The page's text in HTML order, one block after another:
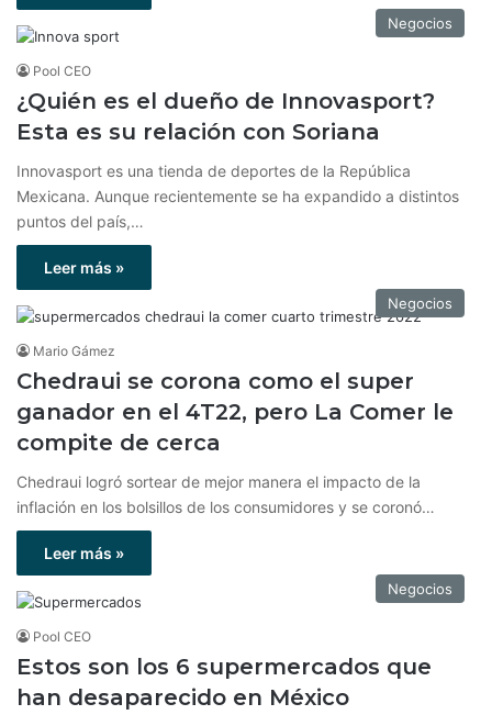
Negocios
Pool CEO
¿Quién es el dueño de Innovasport?
Esta es su relación con Soriana
Innovasport es una tienda de deportes de la República
Mexicana. Aunque recientemente se ha expandido a distintos
puntos del país,…
Leer más »
Negocios
Mario Gámez
Chedraui se corona como el super
ganador en el 4T22, pero La Comer le
compite de cerca
Chedraui logró sortear de mejor manera el impacto de la
inflación en los bolsillos de los consumidores y se coronó…
Leer más »
Negocios
Pool CEO
Estos son los 6 supermercados que
han desaparecido en México